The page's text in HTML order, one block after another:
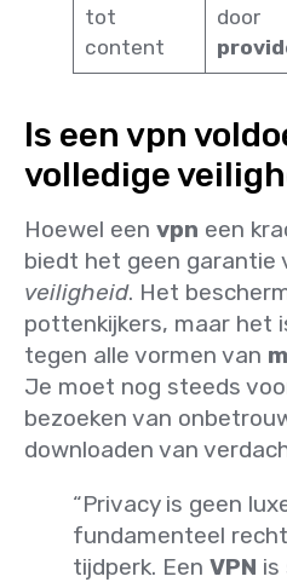
tot
content
door
Is een vpn
volledige
Hoewel een vpn een
biedt het geen garantie
veiligheid. Het
pottenkijkers, maar het
tegen alle vormen van
Je moet nog steeds
bezoeken van
downloaden van
“Privacy is geen
fundamenteel
tijdperk. Een VPN is